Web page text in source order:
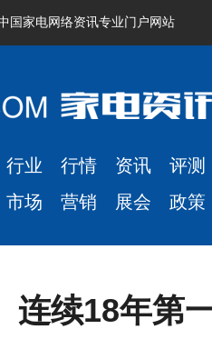
国家电网络资讯专业门户网站
行业 行情 资讯 评测
市场 营销 展会 政策
连续18年第